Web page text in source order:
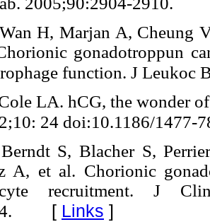
H, Marjan A, Cheung
gonadotroppun
function. J Leukoc
LA. hCG, the wonder
24 doi:10.1186/1477-
S, Blacher S,
A, et al. Chorionic
recruitment. J
[ Links ]